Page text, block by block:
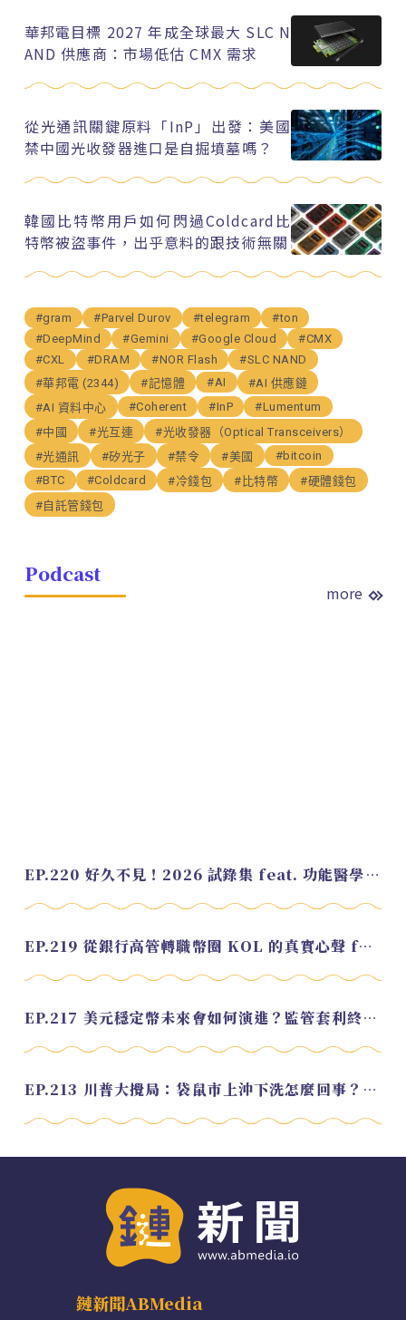
華邦電目標 2027 年成全球最大 SLC N
AND 供應商：市場低估 CMX 需求
從光通訊關鍵原料「InP」出發：美國
禁中國光收發器進口是自掘墳墓嗎？
韓國比特幣用戶如何閃過Coldcard比
特幣被盜事件，出乎意料的跟技術無關
#gram #Parvel Durov #telegram
#ton
#DeepMind
#Gemini #Google Cloud
#CMX
#CXL
#DRAM #NOR Flash
#SLC NAND
#華邦電 (2344)
#記憶體 #AI
#AI 供應鏈
#AI 資料中心
#Coherent #InP
#Lumentum
#中國
#光互連
#光收發器（Optical Transceivers）
#光通訊
#矽光子 #禁令 #美國
#bitcoin
#BTC
#Coldcard #冷錢包 #比特幣
#硬體錢包
#自託管錢包
Podcast
more
EP.220 好久不見！2026 試錄集 feat. 功能醫學營養師 美寶
EP.219 從銀行高管轉職幣圈 KOL 的真實心聲 feat.龜大
EP.217 美元穩定幣未來會如何演進？監管套利終將收斂？feat. 研究員 余哲安
EP.213 川普大攪局：袋鼠市上沖下洗怎麼回事？feat. Alvin
鏈新聞ABMedia